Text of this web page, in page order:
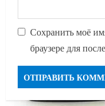
Сохранить моё
браузере для